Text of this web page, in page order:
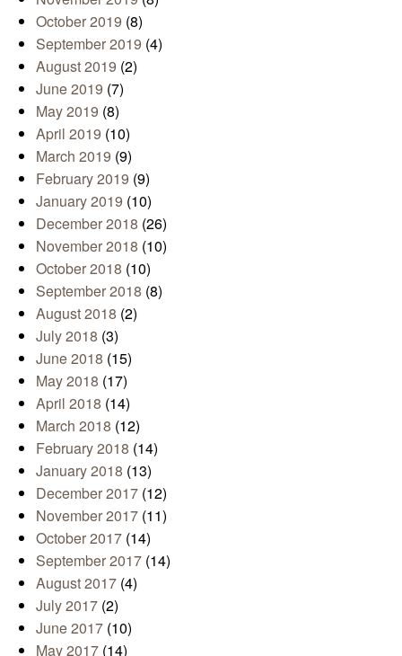
October 2019 (8)
September 2019 (4)
August 2019 (2)
June 2019 (7)
May 2019 (8)
April 2019 (10)
March 2019 (9)
February 2019 (9)
January 2019 (10)
December 2018 (26)
November 2018 (10)
October 2018 (10)
September 2018 (8)
August 2018 (2)
July 2018 (3)
June 2018 (15)
May 2018 (17)
April 2018 (14)
March 2018 (12)
February 2018 (14)
January 2018 (13)
December 2017 (12)
November 2017 (11)
October 2017 (14)
September 2017 (14)
August 2017 (4)
July 2017 (2)
June 2017 (10)
May 2017 (14)